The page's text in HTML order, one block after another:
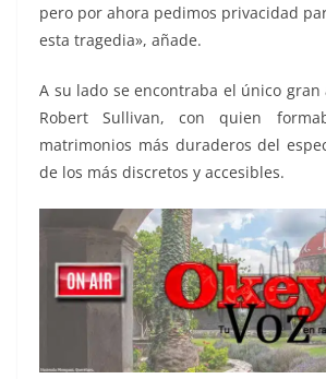
pero por ahora pedimos privacidad
esta tragedia», añade.
A su lado se encontraba el único
Robert Sullivan, con quien
matrimonios más duraderos del
de los más discretos y accesibles.